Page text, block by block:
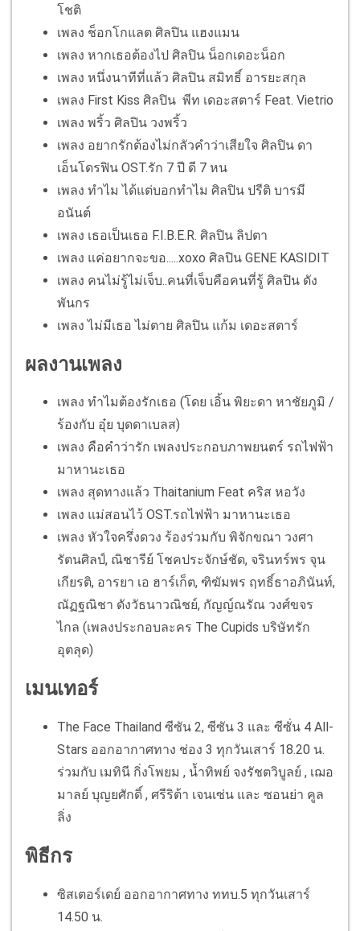
โชติ
เพลง ช็อกโกแลต ศิลปิน แฮงแมน
เพลง หากเธอต้องไป ศิลปิน น็อกเดอะน็อก
เพลง หนึ่งนาทีที่แล้ว ศิลปิน สมิทธิ์ อารยะสกุล
เพลง First Kiss ศิลปิน พีท เดอะสตาร์ Feat. Vietrio
เพลง พริ้ว ศิลปิน วงพริ้ว
เพลง อยากรักต้องไม่กลัวคำว่าเสียใจ ศิลปิน ดา
เอ็นโดรฟิน OST.รัก 7 ปี ดี 7 หน
เพลง ทำไม ได้แต่บอกทำไม ศิลปิน ปรีติ บารมี
อนันต์
เพลง เธอเป็นเธอ F.I.B.E.R. ศิลปิน ลิปตา
เพลง แค่อยากจะขอ.....xoxo ศิลปิน GENE KASIDIT
เพลง คนไม่รู้ไม่เจ็บ..คนที่เจ็บคือคนที่รู้ ศิลปิน ดัง
พันกร
เพลง ไม่มีเธอ ไม่ตาย ศิลปิน แก้ม เดอะสตาร์
ผลงานเพลง
เพลง ทำไมต้องรักเธอ (โดย เอิ้น พิยะดา หาชัยภูมิ /
ร้องกับ อุ๋ย บุดดาเบลส)
เพลง คือคำว่ารัก เพลงประกอบภาพยนตร์ รถไฟฟ้า
มาหานะเธอ
เพลง สุดทางแล้ว Thaitanium Feat คริส หอวัง
เพลง แม่สอนไว้ OST.รถไฟฟ้า มาหานะเธอ
เพลง หัวใจครึ่งดวง ร้องร่วมกับ พิจักขณา วงศา
รัตนศิลป์, ณิชารีย์ โชคประจักษ์ชัด, จรินทร์พร จุน
เกียรติ, อารยา เอ ฮาร์เก็ต, ฑิฆัมพร ฤทธิ์ธาอภินันท์,
ณัฏฐณิชา ดังวัธนาวณิชย์, กัญญ์ณรัณ วงศ์ขจร
ไกล (เพลงประกอบละคร The Cupids บริษัทรัก
อุตลุด)
เมนเทอร์
The Face Thailand ซีซัน 2, ซีซัน 3 และ ซีซั่น 4 All-
Stars ออกอากาศทาง ช่อง 3 ทุกวันเสาร์ 18.20 น.
ร่วมกับ เมทินี กิ่งโพยม , น้ำทิพย์ จงรัชตวิบูลย์ , เฌอ
มาลย์ บุญยศักดิ์ , ศรีริต้า เจนเซ่น และ ซอนย่า คูล
ลิ่ง
พิธีกร
ซิสเตอร์เดย์ ออกอากาศทาง ททบ.5 ทุกวันเสาร์
14.50 น.